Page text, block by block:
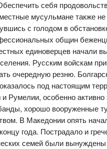
себя
мусульмане также
с голодом в
общин
единоверцев начали
Русским войскам
очередную резню.
под настоящим
и Румелии, особенно активно
хорошо вооруженные
В Македонии опять
года. Пострадало и
семей были